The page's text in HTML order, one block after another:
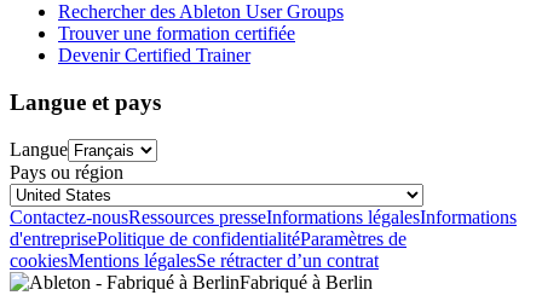
Rechercher des Ableton User Groups
Trouver une formation certifiée
Devenir Certified Trainer
Langue et pays
Langue
Pays ou région
Contactez-nousRessources presseInformations légalesInformations
d'entreprisePolitique de confidentialitéParamètres de
cookiesMentions légalesSe rétracter d’un contrat
Fabriqué à Berlin